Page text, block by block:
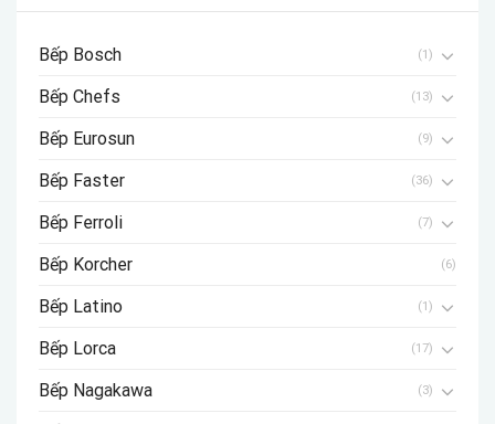
Bếp Bosch (1)
Bếp Chefs (13)
Bếp Eurosun (9)
Bếp Faster (36)
Bếp Ferroli (7)
Bếp Korcher (6)
Bếp Latino (1)
Bếp Lorca (17)
Bếp Nagakawa (3)